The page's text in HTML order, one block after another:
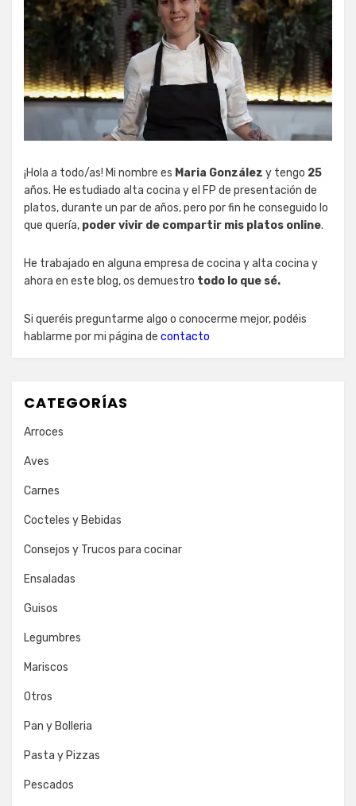
¡Hola a todo/as! Mi nombre es Maria González y tengo 25
años. He estudiado alta cocina y el FP de presentación de
platos, durante un par de años, pero por fin he conseguido lo
que quería, poder vivir de compartir mis platos online.
He trabajado en alguna empresa de cocina y alta cocina y
ahora en este blog, os demuestro todo lo que sé.
Si queréis preguntarme algo o conocerme mejor, podéis
hablarme por mi página de contacto
CATEGORÍAS
Arroces
Aves
Carnes
Cocteles y Bebidas
Consejos y Trucos para cocinar
Ensaladas
Guisos
Legumbres
Mariscos
Otros
Pan y Bolleria
Pasta y Pizzas
Pescados